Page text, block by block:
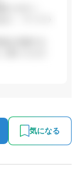
りやすく、
気になる